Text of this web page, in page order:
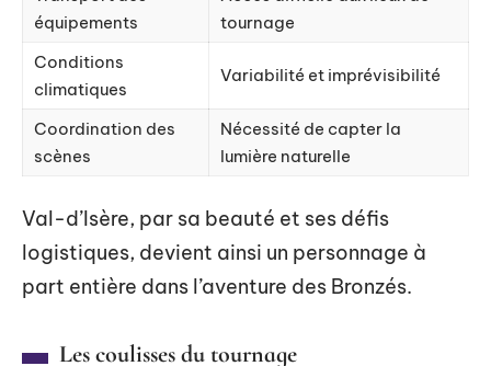
équipements
tournage
Conditions
climatiques
Variabilité et imprévisibilité
Coordination des
scènes
Nécessité de capter la
lumière naturelle
Val-d’Isère, par sa beauté et ses défis
logistiques, devient ainsi un personnage à
part entière dans l’aventure des Bronzés.
Les coulisses du tournage